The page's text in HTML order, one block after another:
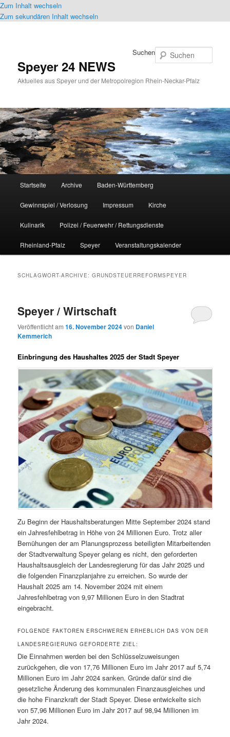
Zum Inhalt wechseln
Zum sekundären Inhalt wechseln
Speyer 24 NEWS
Aktuelles aus Speyer und der Metropolregion Rhein-Neckar-Pfalz
Suchen
Startseite Archive Baden-Württemberg
Gewinnspiel / Verlosung Impressum Kirche
Kulinarik Polizei / Feuerwehr / Rettungsdienste
Rheinland-Pfalz Speyer Veranstaltungskalender
SCHLAGWORT-ARCHIVE:GRUNDSTEUERREFORMSPEYER
Speyer / Wirtschaft
Veröffentlicht am16. November 2024von Daniel
Kemmerich
Einbringung des Haushaltes 2025 der Stadt Speyer
Zu Beginn der Haushaltsberatungen Mitte September 2024 stand
ein Jahresfehlbetrag in Höhe von 24 Millionen Euro. Trotz aller
Bemühungen der am Planungsprozess beteiligten Mitarbeitenden
der Stadtverwaltung Speyer gelang es nicht, den geforderten
Haushaltsausgleich der Landesregierung für das Jahr 2025 und
die folgenden Finanzplanjahre zu erreichen. So wurde der
Haushalt 2025 am 14. November 2024 mit einem
Jahresfehlbetrag von 9,97 Millionen Euro in den Stadtrat
eingebracht.
FOLGENDE FAKTOREN ERSCHWEREN ERHEBLICH DAS VON DER
LANDESREGIERUNG GEFORDERTE ZIEL:
Die Einnahmen werden bei den Schlüsselzuweisungen
zurückgehen, die von 17,76 Millionen Euro im Jahr 2017 auf 5,74
Millionen Euro im Jahr 2024 sanken. Gründe dafür sind die
gesetzliche Änderung des kommunalen Finanzausgleiches und
die hohe Finanzkraft der Stadt Speyer. Diese entwickelte sich
von 57,96 Millionen Euro im Jahr 2017 auf 98,94 Millionen im
Jahr 2024.